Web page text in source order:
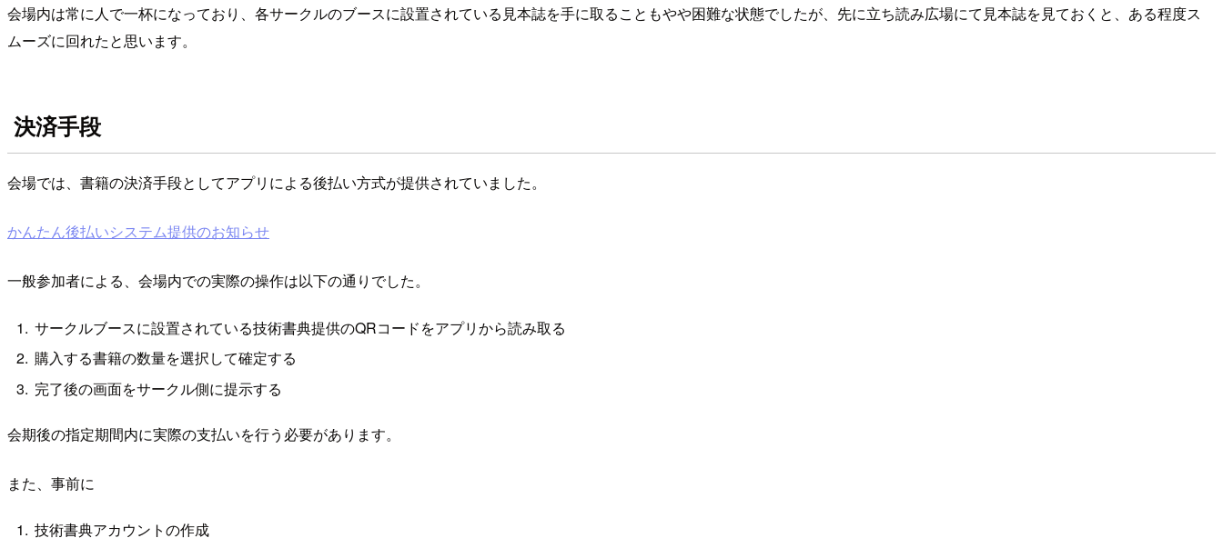
会場内は常に人で一杯になっており、各サークルのブースに設置されている見本誌を手に取ることもやや困難な状態でしたが、先に立ち読み広場にて見本誌を見ておくと、ある程度ス
ムーズに回れたと思います。
決済手段
会場では、書籍の決済手段としてアプリによる後払い方式が提供されていました。
かんたん後払いシステム提供のお知らせ
一般参加者による、会場内での実際の操作は以下の通りでした。
サークルブースに設置されている技術書典提供のQRコードをアプリから読み取る
購入する書籍の数量を選択して確定する
完了後の画面をサークル側に提示する
会期後の指定期間内に実際の支払いを行う必要があります。
また、事前に
技術書典アカウントの作成